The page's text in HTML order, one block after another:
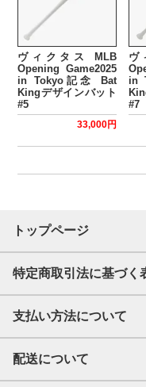
ヴィクタス MLB
Opening Game2025
in Tokyo記念 Bat
Kingデザインバット
#5
33,000円
ヴ
in
#7
トップページ
特定商取引法に基づく
支払い方法について
配送について